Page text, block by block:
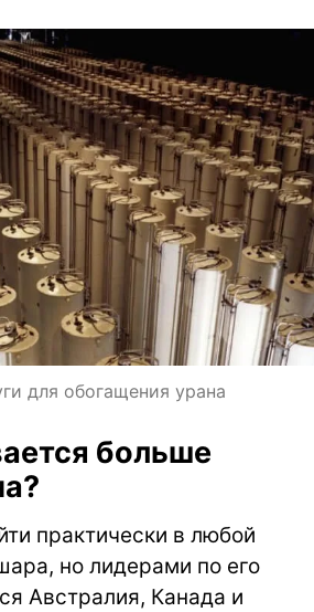
для обогащения урана
больше
практически в любой
но лидерами по его
Австралия, Канада и